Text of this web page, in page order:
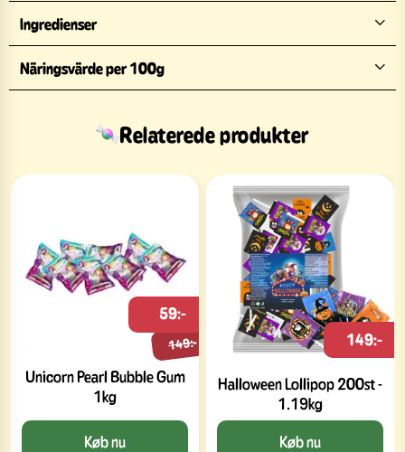
Ingredienser
Näringsvärde per 100g
Relaterede produkter
Unicorn Pearl Bubble Gum
1kg
149:-
59:-
Køb nu
Halloween Lollipop 200st -
1.19kg
149:-
Køb nu